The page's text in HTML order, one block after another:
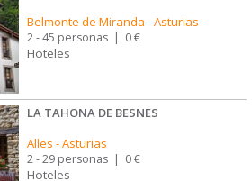
Belmonte de Miranda -Asturias
2 - 45 personas | 0 €
Hoteles
LA TAHONA DE BESNES
Alles -Asturias
2 - 29 personas | 0 €
Hoteles